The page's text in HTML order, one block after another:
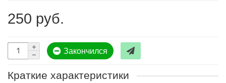
250 руб.
Закончился
Краткие характеристики